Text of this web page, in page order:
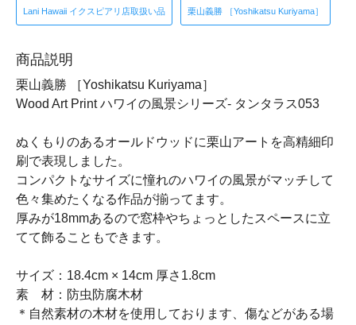
Lani Hawaii イクスピアリ店取扱い品 栗山義勝 ［Yoshikatsu Kuriyama］
商品説明
栗山義勝 ［Yoshikatsu Kuriyama］
Wood Art Print ハワイの風景シリーズ- タンタラス053
ぬくもりのあるオールドウッドに栗山アートを高精細印
刷で表現しました。
コンパクトなサイズに憧れのハワイの風景がマッチして
色々集めたくなる作品が揃ってます。
厚みが18mmあるので窓枠やちょっとしたスペースに立
てて飾ることもできます。
サイズ：18.4cm × 14cm 厚さ1.8cm
素 材：防虫防腐木材
＊自然素材の木材を使用しております、傷などがある場